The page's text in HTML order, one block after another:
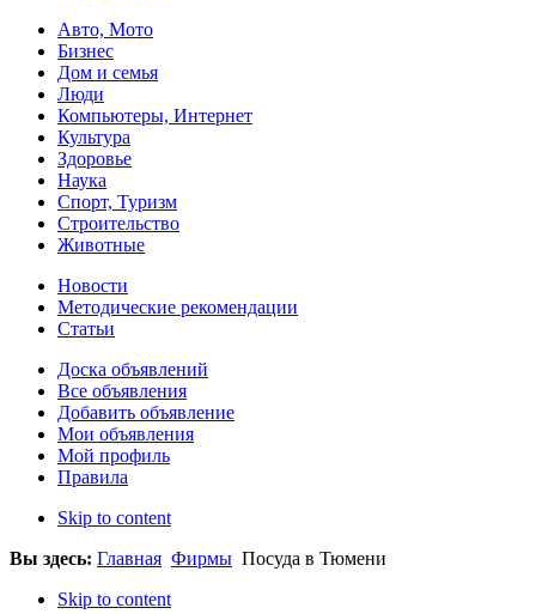
Авто, Мото
Бизнес
Дом и семья
Люди
Компьютеры, Интернет
Культура
Здоровье
Наука
Спорт, Туризм
Строительство
Животные
Новости
Методические рекомендации
Статьи
Доска объявлений
Все объявления
Добавить объявление
Мои объявления
Мой профиль
Правила
Skip to content
Вы здесь: Главная Фирмы Посуда в Тюмени
Skip to content